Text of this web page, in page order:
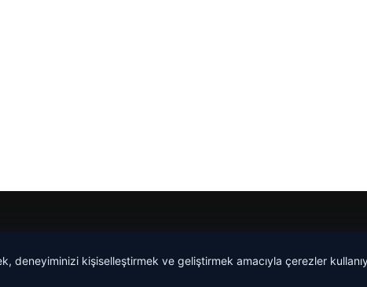
deneyiminizi kişiselleştirmek ve geliştirmek amacıyla çerezler